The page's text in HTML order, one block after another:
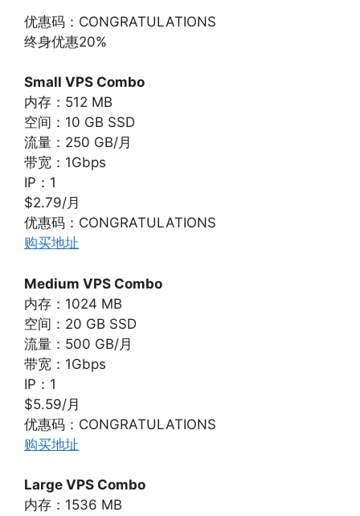
优惠码：CONGRATULATIONS
终身优惠20%
Small VPS Combo
内存：512 MB
空间：10 GB SSD
流量：250 GB/月
带宽：1Gbps
IP：1
$2.79/月
优惠码：CONGRATULATIONS
购买地址
Medium VPS Combo
内存：1024 MB
空间：20 GB SSD
流量：500 GB/月
带宽：1Gbps
IP：1
$5.59/月
优惠码：CONGRATULATIONS
购买地址
Large VPS Combo
内存：1536 MB